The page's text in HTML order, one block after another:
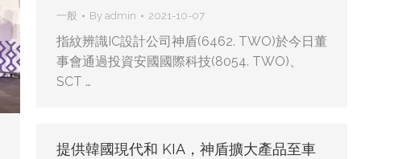
一般 By admin 2021-10-07
指紋辨識IC設計公司神盾(6462. TWO)於今日董
事會通過投資安國國際科技(8054. TWO)、
SCT …
提供韓國現代和 KIA，神盾擴大產品至車